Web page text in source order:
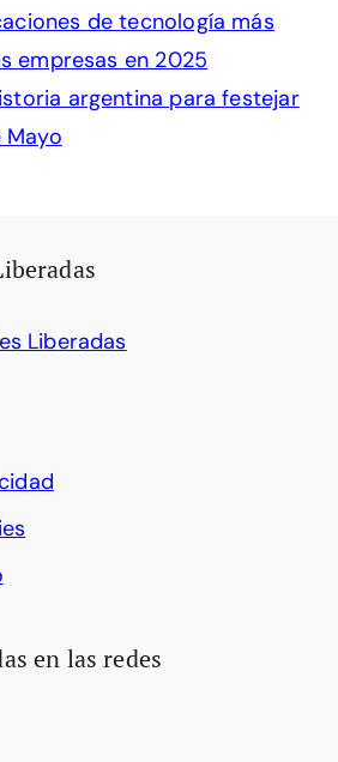
de tecnología más
empresas en 2025
argentina para festejar
Mayo
Liberadas
en las redes